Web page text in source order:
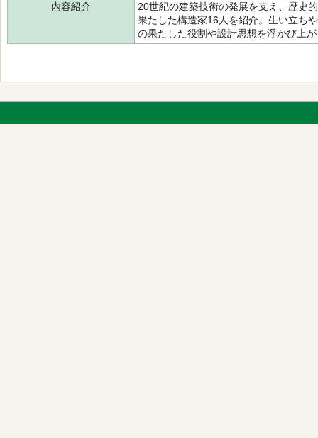
内容紹介
20世紀の建築技術の発展を支え、歴史
果たした構造家16人を紹介。生い立ち
の果たした役割や設計思想を浮かび上